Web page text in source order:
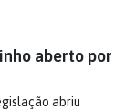
aberto por
abriu